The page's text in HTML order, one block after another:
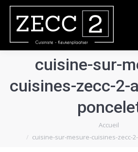
cuisine-sur-
cuisines-zecc-2-
Accueil
cuisine-sur-mesure-cuisines-zecc-